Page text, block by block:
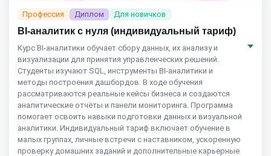
Профессия Диплом Для новичков
BI-аналитик с нуля (индивидуальный тариф)
Курс BI‑аналитики обучает сбору данных, их анализу и
визуализации для принятия управленческих решений.
Студенты изучают SQL, инструменты BI‑аналитики и
методы построения дашбордов. В ходе обучения
рассматриваются реальные кейсы бизнеса и создаются
аналитические отчёты и панели мониторинга. Программа
помогает освоить навыки подготовки данных и визуальной
аналитики. Индивидуальный тариф включает обучение в
малых группах, личные встречи с наставником, ускоренную
проверку домашних заданий и дополнительные карьерные